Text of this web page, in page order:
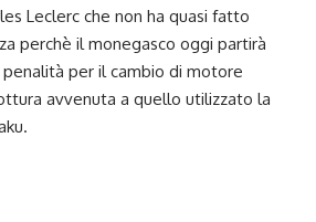
Leclerc che non ha quasi fatto
perchè il monegasco oggi partirà
penalità per il cambio di motore
avvenuta a quello utilizzato la